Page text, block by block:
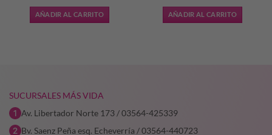
AÑADIR AL CARRITO AÑADIR AL CARRITO
SUCURSALES MÁS VIDA
Av. Libertador Norte 173 / 03564-425339
Bv. Saenz Peña esq. Echeverría / 03564-440723